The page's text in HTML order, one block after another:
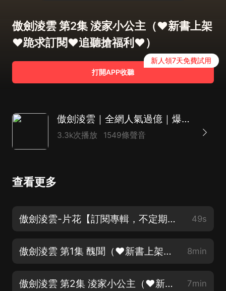
傲劍淩雲 第2集 淩家小公主（❤新書上架
❤跪求訂閱❤追聽搶福利❤）
打開APP收聽
新人領7天免費試用
傲劍淩雲｜全網人氣過億｜爆款仙俠｜熱血爽文｜多播
3.3k次播放 1549條聲音
查看更多
傲劍淩雲-片花【訂閱專輯，不定期抽會員哦】 49s
傲劍淩雲 第1集 醜聞（❤新書上架❤評論好評領福利哦❤） 8min
傲劍淩雲 第2集 淩家小公主（❤新書上架❤跪求訂閱❤追聽搶福利❤） 7min